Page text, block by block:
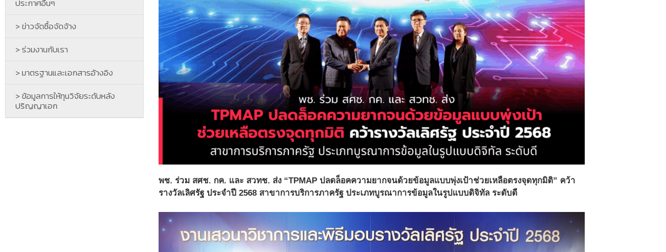
ประกาศอื่นๆ
> ข่าวจัดซื้อจัดจ้าง
> ร่วมงานกับเรา
> มาตรฐานและเอกสารอ้างอิง
> ข้อมูลการให้ทุนวิจัยระดับหลัง
ปริญญาเอก
พช. ร่วม สศช. กค. และ สวทช. ส่ง “TPMAP ปลดล็อคความยากจนด้วยข้อมูลแบบพุ่งเป้าช่วยเหลือตรงจุดทุกมิติ” คว้า
รางวัลเลิศรัฐ ประจำปี 2568 สาขาการบริการภาครัฐ ประเภทบูรณาการข้อมูลในรูปแบบดิจิทัล ระดับดี